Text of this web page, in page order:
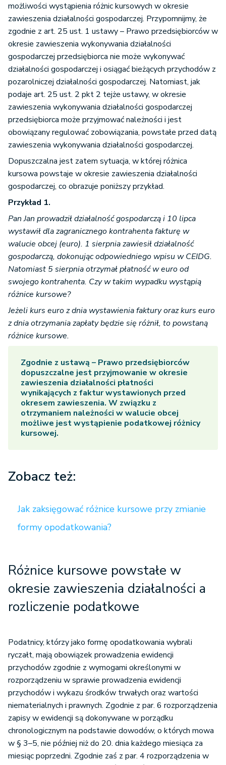
możliwości wystąpienia różnic kursowych w okresie
zawieszenia działalności gospodarczej. Przypomnijmy, że
zgodnie z art. 25 ust. 1 ustawy – Prawo przedsiębiorców w
okresie zawieszenia wykonywania działalności
gospodarczej przedsiębiorca nie może wykonywać
działalności gospodarczej i osiągać bieżących przychodów z
pozarolniczej działalności gospodarczej. Natomiast, jak
podaje art. 25 ust. 2 pkt 2 tejże ustawy, w okresie
zawieszenia wykonywania działalności gospodarczej
przedsiębiorca może przyjmować należności i jest
obowiązany regulować zobowiązania, powstałe przed datą
zawieszenia wykonywania działalności gospodarczej.
Dopuszczalna jest zatem sytuacja, w której różnica
kursowa powstaje w okresie zawieszenia działalności
gospodarczej, co obrazuje poniższy przykład.
Przykład 1.
Pan Jan prowadził działalność gospodarczą i 10 lipca
wystawił dla zagranicznego kontrahenta fakturę w
walucie obcej (euro). 1 sierpnia zawiesił działalność
gospodarczą, dokonując odpowiedniego wpisu w CEIDG.
Natomiast 5 sierpnia otrzymał płatność w euro od
swojego kontrahenta. Czy w takim wypadku wystąpią
różnice kursowe?
Jeżeli kurs euro z dnia wystawienia faktury oraz kurs euro
z dnia otrzymania zapłaty będzie się różnił, to powstaną
różnice kursowe.
Zgodnie z ustawą – Prawo przedsiębiorców
dopuszczalne jest przyjmowanie w okresie
zawieszenia działalności płatności
wynikających z faktur wystawionych przed
okresem zawieszenia. W związku z
otrzymaniem należności w walucie obcej
możliwe jest wystąpienie podatkowej różnicy
kursowej.
Zobacz też:
Jak zaksięgować różnice kursowe przy zmianie
formy opodatkowania?
Różnice kursowe powstałe w
okresie zawieszenia działalności a
rozliczenie podatkowe
Podatnicy, którzy jako formę opodatkowania wybrali
ryczałt, mają obowiązek prowadzenia ewidencji
przychodów zgodnie z wymogami określonymi w
rozporządzeniu w sprawie prowadzenia ewidencji
przychodów i wykazu środków trwałych oraz wartości
niematerialnych i prawnych. Zgodnie z par. 6 rozporządzenia
zapisy w ewidencji są dokonywane w porządku
chronologicznym na podstawie dowodów, o których mowa
w § 3–5, nie później niż do 20. dnia każdego miesiąca za
miesiąc poprzedni. Zgodnie zaś z par. 4 rozporządzenia w